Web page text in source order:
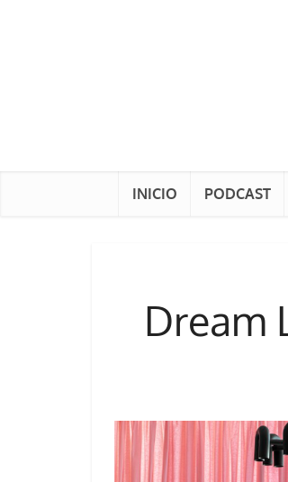
INICIO PODCAST
Dream